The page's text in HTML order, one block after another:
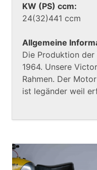
KW (PS) ccm:
24(32)441 ccm
Allgemeine
Die Produktion
1964. Unsere
Rahmen. Der
ist legänder weil